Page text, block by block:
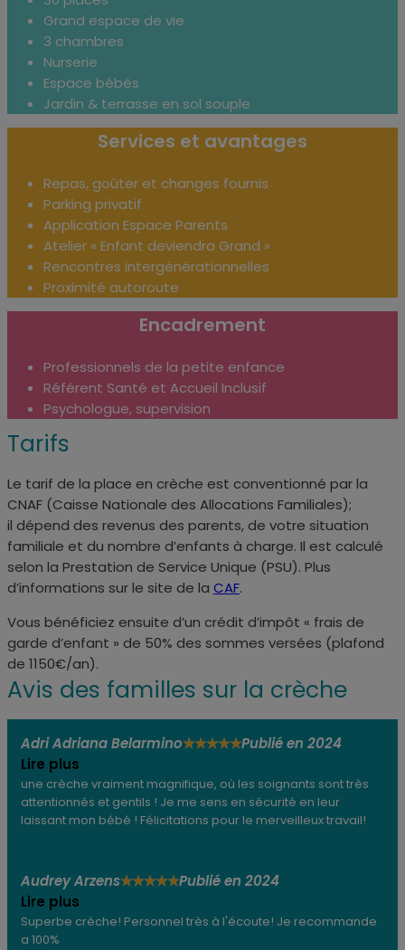
Grand espace de vie
3 chambres
Nurserie
Espace bébés
Jardin & terrasse en sol souple
Services et avantages
Repas, goûter et changes fournis
Parking privatif
Application Espace Parents
Atelier « Enfant deviendra Grand »
Rencontres intergénérationnelles
Proximité autoroute
Encadrement
Professionnels de la petite enfance
Référent Santé et Accueil Inclusif
Psychologue, supervision
Tarifs
Le tarif de la place en crèche est conventionné par la
CNAF (Caisse Nationale des Allocations Familiales);
il dépend des revenus des parents, de votre situation
familiale et du nombre d’enfants à charge. Il est calculé
selon la Prestation de Service Unique (PSU). Plus
d’informations sur le site de la CAF.
Vous bénéficiez ensuite d’un crédit d’impôt « frais de
garde d’enfant » de 50% des sommes versées (plafond
de 1150€/an).
Avis des familles sur la crèche
Adri Adriana Belarmino★★★★★Publié en 2024
Lire plus
une crèche vraiment magnifique, où les soignants sont très
attentionnés et gentils ! Je me sens en sécurité en leur
laissant mon bébé ! Félicitations pour le merveilleux travail!
Audrey Arzens★★★★★Publié en 2024
Lire plus
Superbe crèche! Personnel très à l'écoute! Je recommande
a 100%